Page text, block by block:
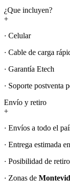
¿Que incluyen?
+
· Celular
· Cable de carga
· Garantía Etech
· Soporte postventa
Envío y retiro
+
· Envíos a todo el
· Entrega estimada
· Posibilidad de
· Zonas de